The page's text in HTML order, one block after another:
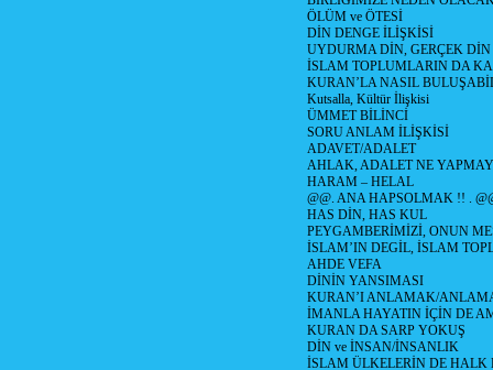
ÖLÜM ve ÖTESİ
DİN DENGE İLİŞKİSİ
UYDURMA DİN, GERÇEK DİN
İSLAM TOPLUMLARIN DA
KURAN’LA NASIL
Kutsalla, Kültür İlişkisi
ÜMMET BİLİNCİ
SORU ANLAM İLİŞKİSİ
ADAVET/ADALET
AHLAK, ADALET NE
HARAM – HELAL
@@. ANA HAPSOLMAK !! .
HAS DİN, HAS KUL
PEYGAMBERİMİZİ, ONUN
İSLAM’IN DEGİL, İSLAM
AHDE VEFA
DİNİN YANSIMASI
KURAN’I ANLAMAK/
İMANLA HAYATIN İÇİN DE
KURAN DA SARP YOKUŞ
DİN ve İNSAN/İNSANLIK
İSLAM ÜLKELERİN DE